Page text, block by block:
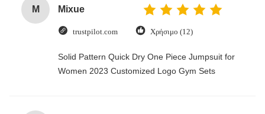
M Mixue
trustpilot.com Χρήσιμο (12)
Solid Pattern Quick Dry One Piece Jumpsuit for
Women 2023 Customized Logo Gym Sets